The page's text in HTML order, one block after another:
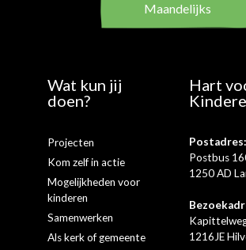
Maandelijks
Wat kun jij
doen?
Projecten
Kom zelf in actie
Mogelijkheden voor
kinderen
Samenwerken
Als kerk of gemeente
Hart
Postadres:
Postbus
1250 AD
1216JE